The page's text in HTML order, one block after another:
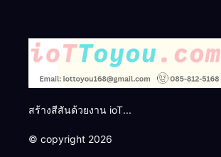
สร้างสีสันด้วยงาน ioT...
© copyright 2026